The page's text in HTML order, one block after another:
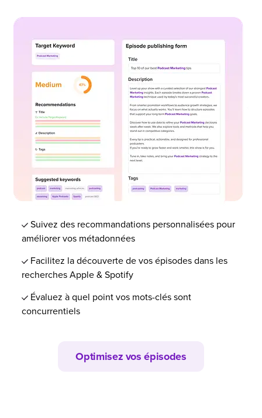
Suivez des recommandations personnalisées pour
améliorer vos métadonnées
Facilitez la découverte de vos épisodes dans les
recherches Apple & Spotify
Évaluez à quel point vos mots-clés sont
concurrentiels
Optimisez vos épisodes